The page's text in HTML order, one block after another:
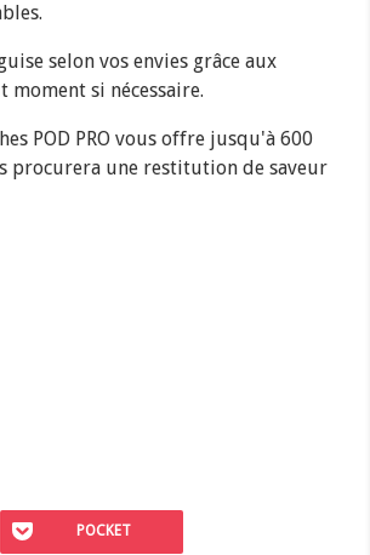
selon vos envies grâce aux
moment si nécessaire.
POD PRO vous offre jusqu'à 600
procurera une restitution de saveur
POCKET